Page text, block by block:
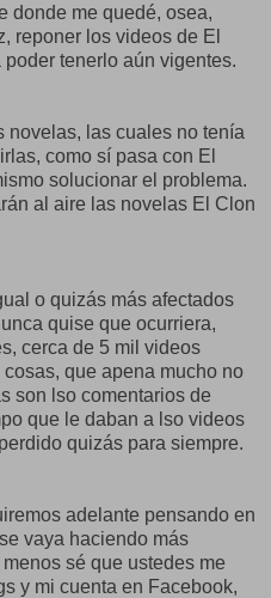
donde me quedé, osea,
reponer los videos de El
tenerlo aún vigentes.
novelas, las cuales no tenía
como sí pasa con El
solucionar el problema.
al aire las novelas El Clon
o quizás más afectados
quise que ocurriera,
cerca de 5 mil videos
que apena mucho no
son lso comentarios de
que le daban a lso videos
quizás para siempre.
adelante pensando en
vaya haciendo más
sé que ustedes me
y mi cuenta en Facebook,